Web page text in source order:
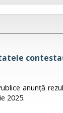
anunță
2025.